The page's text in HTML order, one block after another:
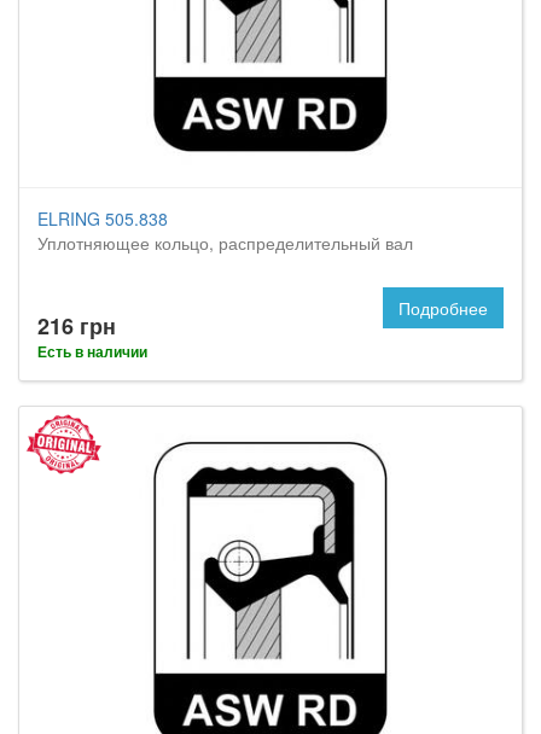
ELRING 505.838
Уплотняющее кольцо, распределительный вал
216 грн
Есть в наличии
Подробнее